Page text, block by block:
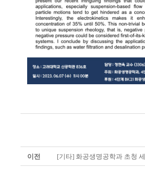
이전 [기타] 화공생명공학과 초청